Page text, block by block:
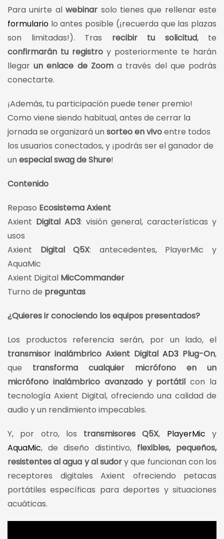
Para unirte alwebinar solo tienes que rellenar este
formulario lo antes posible (¡recuerda que las plazas
son limitadas!). Tras recibir tu solicitud, te
confirmarán tu registro y posteriormente te harán
llegarun enlace de Zooma través del que podrás
conectarte.
¡Además, tu participación puede tener premio!
Como viene siendo habitual, antes de cerrar la
jornada se organizará unsorteo en vivoentre todos
los usuarios conectados, y ¡podrás ser el ganador de
unespecial swag de Shure!
Contenido
Repaso Ecosistema Axient
Axient Digital AD3: visión general, características y
usos
Axient Digital Q5X: antecedentes, PlayerMic y
AquaMic
Axient Digital MicCommander
Turno de preguntas
¿Quieres ir conociendo los equipos presentados?
Los productos referencia serán, por un lado, el
transmisor inalámbrico Axient Digital AD3 Plug-On,
que transforma cualquier micrófono en un
micrófono inalámbrico avanzado y portátil con la
tecnología Axient Digital, ofreciendo una calidad de
audio y un rendimiento impecables.
Y, por otro, los transmisores Q5X, PlayerMic y
AquaMic, de diseño distintivo,flexibles, pequeños,
resistentes al agua y al sudory que funcionan con los
receptores digitales Axient ofreciendo petacas
portátiles específicas para deportes y situaciones
acuáticas.